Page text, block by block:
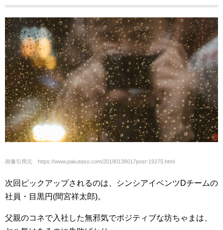
画像引用元 https://www.pakutaso.com/20190138017post-19275.html
次回ピックアップされるのは、シンシアイベンツDチームの
社員・目黒円(間宮祥太郎)。
父親のコネで入社した無邪気でポジティブな坊ちゃまは、